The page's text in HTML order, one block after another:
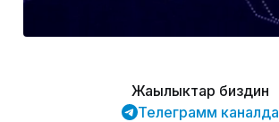
Жаңылыктар биздин
Телеграмм каналда